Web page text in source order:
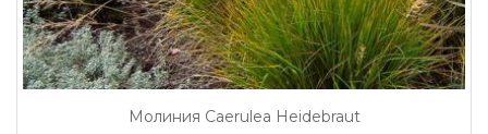
Молиния Caerulea Heidebraut